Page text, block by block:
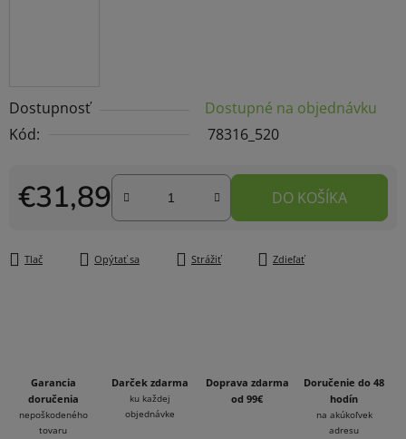
Dostupnosť
Dostupné na objednávku
Kód:
78316_520
€31,89
Jednotková cena:
DO KOŠÍKA
Tlač Opýtať sa Strážiť Zdieľať
Garancia
doručenia
nepoškodeného
tovaru
Darček zdarma
ku každej
objednávke
Doprava zdarma
od 99€
Doručenie do 48
hodín
na akúkoľvek
adresu